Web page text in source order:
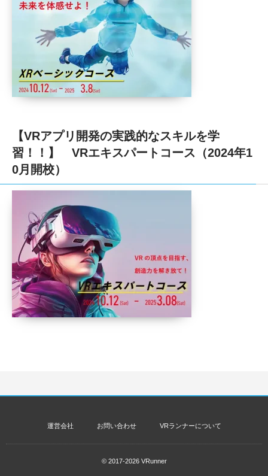
【VRアプリ開発の実践的なスキルを学
習！！】 VRエキスパートコース（2024年1
0月開校）
運営会社 お問い合わせ VRランナーについて
© 2017-2026 VRunner